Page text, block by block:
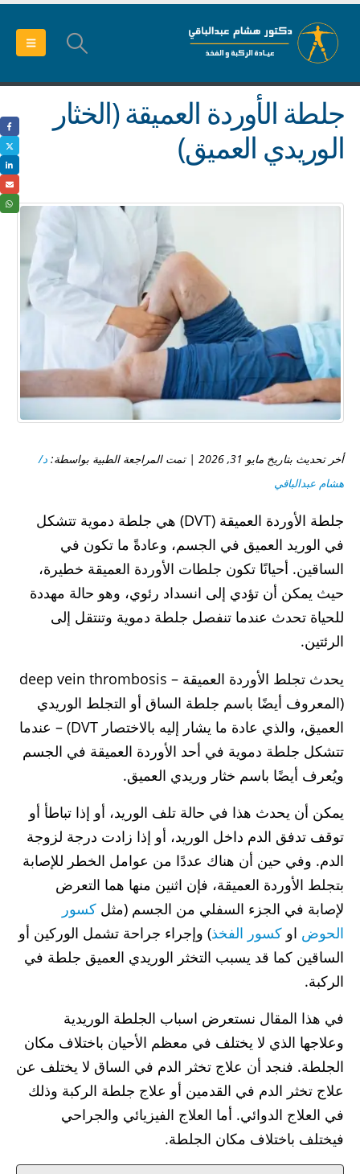
جلطة الأوردة العميقة (الخثار
الوريدي العميق)
أخر تحديث بتاريخ مايو 31, 2026 | تمت المراجعة الطبية بواسطة:
د/
هشام عبدالباقي
جلطة الأوردة العميقة (DVT) هي جلطة دموية تتشكل
في الوريد العميق في الجسم، وعادةً ما تكون في
الساقين. أحيانًا تكون جلطات الأوردة العميقة خطيرة،
حيث يمكن أن تؤدي إلى انسداد رئوي، وهو حالة مهددة
للحياة تحدث عندما تنفصل جلطة دموية وتنتقل إلى
الرئتين.
يحدث تجلط الأوردة العميقة – deep vein thrombosis
(المعروف أيضًا باسم جلطة الساق أو التجلط الوريدي
العميق، والذي عادة ما يشار إليه بالاختصار DVT) – عندما
تتشكل جلطة دموية في أحد الأوردة العميقة في الجسم
ويُعرف أيضًا باسم خثار وريدي العميق.
يمكن أن يحدث هذا في حالة تلف الوريد، أو إذا تباطأ أو
توقف تدفق الدم داخل الوريد، أو إذا زادت درجة لزوجة
الدم. وفي حين أن هناك عددًا من عوامل الخطر للإصابة
بتجلط الأوردة العميقة، فإن اثنين منها هما التعرض
لإصابة في الجزء السفلي من الجسم (مثل كسور
الحوض او كسور الفخذ) وإجراء جراحة تشمل الوركين أو
الساقين كما قد يسبب التخثر الوريدي العميق جلطة في
الركبة.
في هذا المقال نستعرض اسباب الجلطة الوريدية
وعلاجها الذي لا يختلف في معظم الأحيان باختلاف مكان
الجلطة. فنجد أن علاج تخثر الدم في الساق لا يختلف عن
علاج تخثر الدم في القدمين أو علاج جلطة الركبة وذلك
في العلاج الدوائي. أما العلاج الفيزيائي والجراحي
فيختلف باختلاف مكان الجلطة.